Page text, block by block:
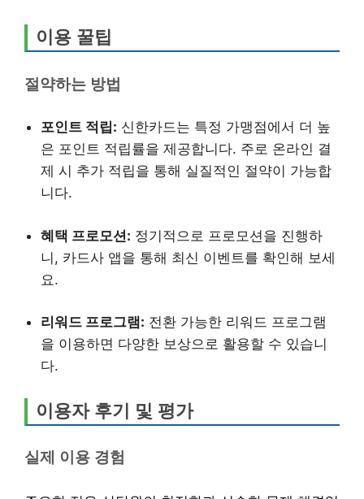
이용 꿀팁
절약하는 방법
포인트 적립: 신한카드는 특정 가맹점에서 더 높
은 포인트 적립률을 제공합니다. 주로 온라인 결
제 시 추가 적립을 통해 실질적인 절약이 가능합
니다.
혜택 프로모션: 정기적으로 프로모션을 진행하
니, 카드사 앱을 통해 최신 이벤트를 확인해 보세
요.
리워드 프로그램: 전환 가능한 리워드 프로그램
을 이용하면 다양한 보상으로 활용할 수 있습니
다.
이용자 후기 및 평가
실제 이용 경험